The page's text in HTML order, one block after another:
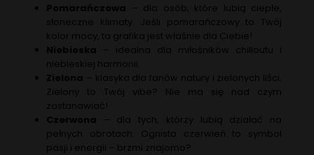
Pomarańczowa – dla osób, które lubią ciepłe,
słoneczne klimaty. Jeśli pomarańczowy to Twój
kolor mocy, ta grafika jest właśnie dla Ciebie!
Niebieska – idealna dla miłośników chilloutu i
niebieskiej harmonii.
Zielona – klasyka dla fanów natury i zielonych liści.
Zielony to Twój vibe? Nie ma się nad czym
zastanawiać!
Czerwona – dla tych, którzy lubią działać na
pełnych obrotach. Ognista czerwień to symbol
pasji i energii – brzmi znajomo?